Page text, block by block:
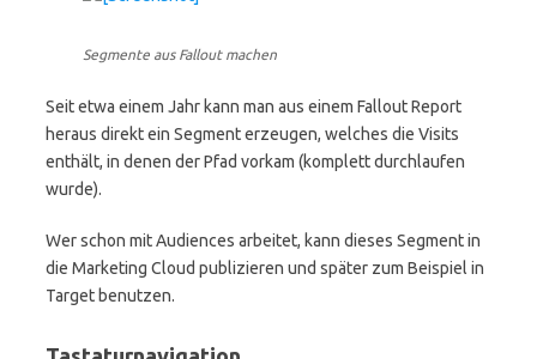
Segmente aus Fallout machen
Seit etwa einem Jahr kann man aus einem Fallout Report
heraus direkt ein Segment erzeugen, welches die Visits
enthält, in denen der Pfad vorkam (komplett durchlaufen
wurde).
Wer schon mit Audiences arbeitet, kann dieses Segment in
die Marketing Cloud publizieren und später zum Beispiel in
Target benutzen.